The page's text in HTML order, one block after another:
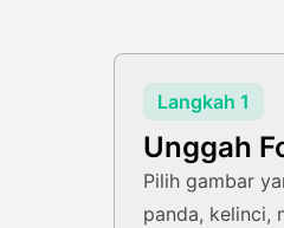
Langkah 1
Unggah
Pilih gambar
panda, kelinci,